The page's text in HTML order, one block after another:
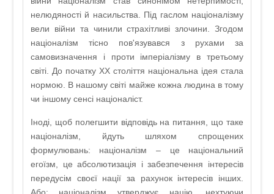
нелюдяності й насильства. Під гаслом націоналізму
вели війни та чинили страхітливі злочини. Згодом
націоналізм тісно пов'язувався з рухами за
самовизначення і проти імперіалізму в третьому
світі. До початку XX століття національна ідея стала
нормою. В нашому світі майже кожна людина в тому
чи іншому сенсі націоналіст.
Іноді, щоб полегшити відповідь на питання, що таке
націоналізм, йдуть шляхом спрощених
формулювань: націоналізм – це національний
егоїзм, це абсолютизація і забезпечення інтересів
передусім своєї нації за рахунок інтересів інших.